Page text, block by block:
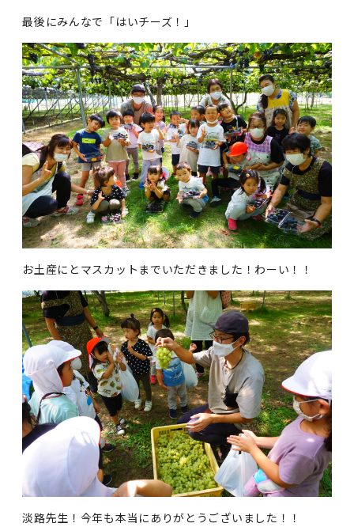
最後にみんなで「はいチーズ！」
お土産にとマスカットまでいただきました！わーい！！
淡路先生！今年も本当にありがとうございました！！